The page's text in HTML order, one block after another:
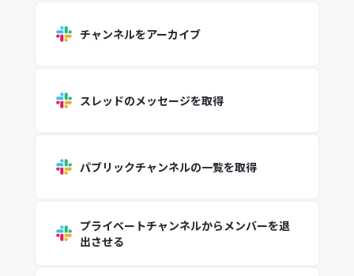
チャンネルをアーカイブ
スレッドのメッセージを取得
パブリックチャンネルの一覧を取得
プライベートチャンネルからメンバーを退
出させる